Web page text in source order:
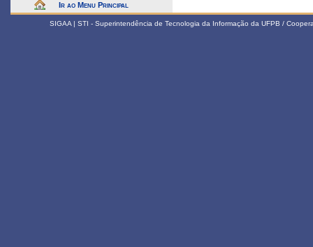
Ir ao Menu Principal
SIGAA | STI - Superintendência de Tecnologia da Informação da UFPB /